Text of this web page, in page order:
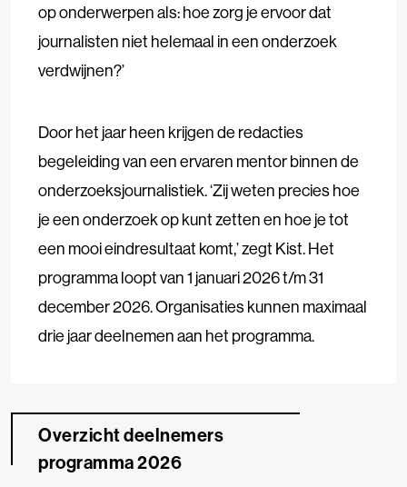
op onderwerpen als: hoe zorg je ervoor dat
journalisten niet helemaal in een onderzoek
verdwijnen?’
Door het jaar heen krijgen de redacties
begeleiding van een ervaren mentor binnen de
onderzoeksjournalistiek. ‘Zij weten precies hoe
je een onderzoek op kunt zetten en hoe je tot
een mooi eindresultaat komt,’ zegt Kist. Het
programma loopt van 1 januari 2026 t/m 31
december 2026. Organisaties kunnen maximaal
drie jaar deelnemen aan het programma.
Overzicht deelnemers
programma 2026